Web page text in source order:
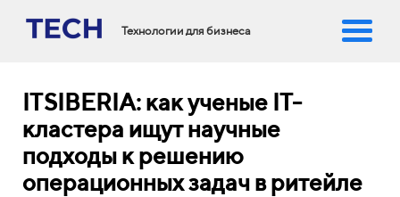
Технологии для бизнеса
ITSIBERIA: как ученые IT-
кластера ищут научные
подходы к решению
операционных задач в ритейле